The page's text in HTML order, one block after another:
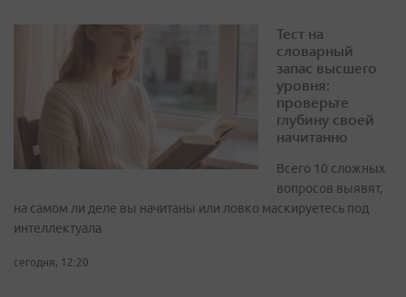
Тест на
словарный
запас высшего
уровня:
проверьте
глубину своей
начитанно
Всего 10 сложных
вопросов выявят,
на самом ли деле вы начитаны или ловко маскируетесь под
интеллектуала
сегодня, 12:20